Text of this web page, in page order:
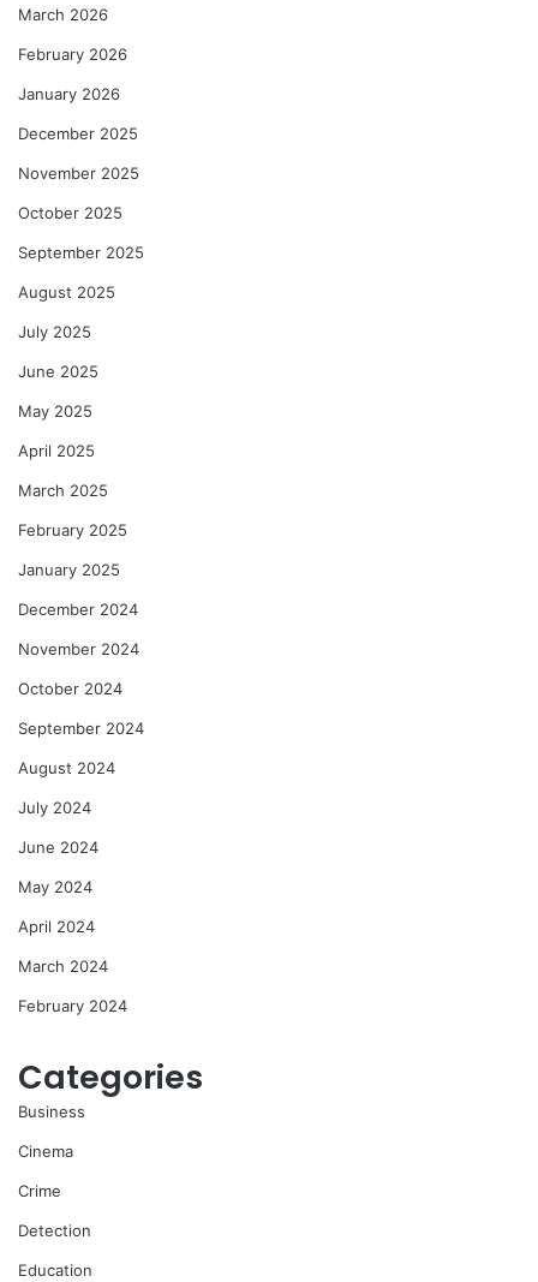
March 2026
February 2026
January 2026
December 2025
November 2025
October 2025
September 2025
August 2025
July 2025
June 2025
May 2025
April 2025
March 2025
February 2025
January 2025
December 2024
November 2024
October 2024
September 2024
August 2024
July 2024
June 2024
May 2024
April 2024
March 2024
February 2024
Categories
Business
Cinema
Crime
Detection
Education